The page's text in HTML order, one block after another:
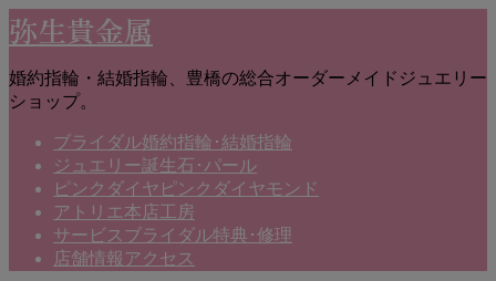
弥生貴金属
婚約指輪・結婚指輪、豊橋の総合オーダーメイドジュエリー
ショップ。
ブライダル婚約指輪･結婚指輪
ジュエリー誕生石･パール
ピンクダイヤ ピンクダイヤモンド
アトリエ本店工房
サービス ブライダル特典･修理
店舗情報 アクセス